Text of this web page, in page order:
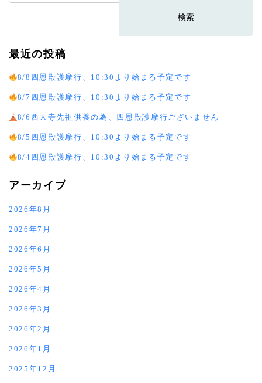
索:
最近の投稿
8/8四恩殿護摩行、10:30より始まる予定です
8/7四恩殿護摩行、10:30より始まる予定です
8/6西大寺先祖供養の為、四恩殿護摩行ございません
8/5四恩殿護摩行、10:30より始まる予定です
8/4四恩殿護摩行、10:30より始まる予定です
アーカイブ
2026年8月
2026年7月
2026年6月
2026年5月
2026年4月
2026年3月
2026年2月
2026年1月
2025年12月